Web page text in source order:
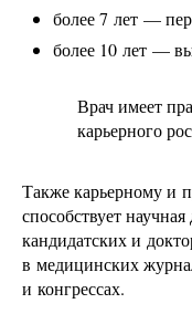
более 7 лет —
более 10 лет —
Врач имеет
карьерного
Также карьерному и
способствует
кандидатских и
в медицинских
и конгрессах.